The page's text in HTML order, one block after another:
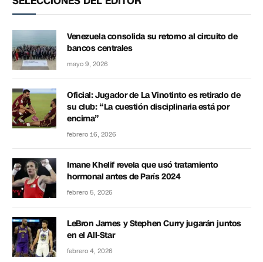
Venezuela consolida su retorno al circuito de
bancos centrales
mayo 9, 2026
Oficial: Jugador de La Vinotinto es retirado de
su club: “La cuestión disciplinaria está por
encima”
febrero 16, 2026
Imane Khelif revela que usó tratamiento
hormonal antes de París 2024
febrero 5, 2026
LeBron James y Stephen Curry jugarán juntos
en el All-Star
febrero 4, 2026